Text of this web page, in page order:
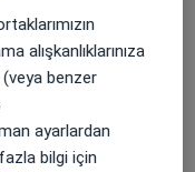
Bolat Doğan
alışkanlıklarınıza
benzer
ayarlardan
bilgi için